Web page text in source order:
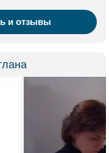
и отзывы